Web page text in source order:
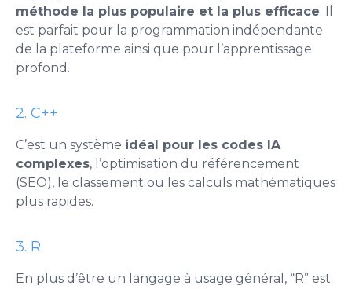
méthode la plus populaire et la plus efficace. Il
est parfait pour la programmation indépendante
de la plateforme ainsi que pour l’apprentissage
profond.
2. C++
C’est un système idéal pour les codes IA
complexes, l’optimisation du référencement
(SEO), le classement ou les calculs mathématiques
plus rapides.
3. R
En plus d’être un langage à usage général, “R” est